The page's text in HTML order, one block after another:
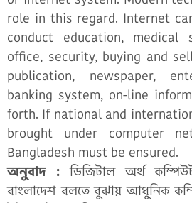
role in this regard. Internet
conduct education, medical
office, security, buying and
publication, newspaper,
banking system, on-line
forth. If national and
brought under computer
Bangladesh must be ensured.
অনুবাদ :ডিজিটাল অর্থ
বাংলাদেশ বলতে বুঝায় আধুনিক